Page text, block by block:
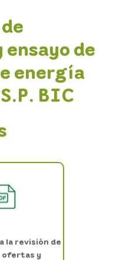
de
energía
BIC
la revisión de
ofertas y